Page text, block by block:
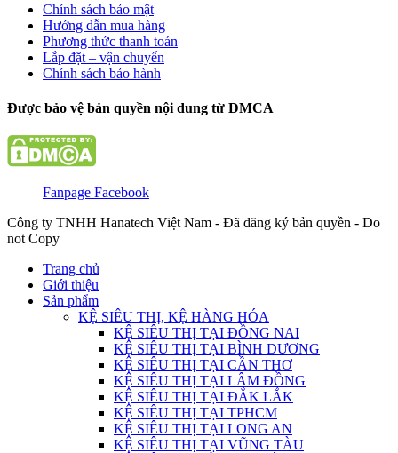
Chính sách bảo mật
Hướng dẫn mua hàng
Phương thức thanh toán
Lắp đặt – vận chuyển
Chính sách bảo hành
Được bảo vệ bản quyền nội dung từ DMCA
Fanpage Facebook
Công ty TNHH Hanatech Việt Nam - Đã đăng ký bản quyền - Do
not Copy
Trang chủ
Giới thiệu
Sản phẩm
KỆ SIÊU THỊ, KỆ HÀNG HÓA
KỆ SIÊU THỊ TẠI ĐỒNG NAI
KỆ SIÊU THỊ TẠI BÌNH DƯƠNG
KỆ SIÊU THỊ TẠI CẦN THƠ
KỆ SIÊU THỊ TẠI LÂM ĐỒNG
KỆ SIÊU THỊ TẠI ĐẮK LẮK
KỆ SIÊU THỊ TẠI TPHCM
KỆ SIÊU THỊ TẠI LONG AN
KỆ SIÊU THỊ TẠI VŨNG TÀU